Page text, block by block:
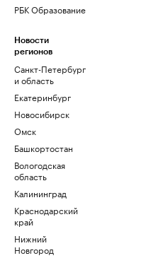
РБК Образование
Новости
регионов
Санкт-Петербург
и область
Екатеринбург
Новосибирск
Омск
Башкортостан
Вологодская
область
Калининград
Краснодарский
край
Нижний
Новгород